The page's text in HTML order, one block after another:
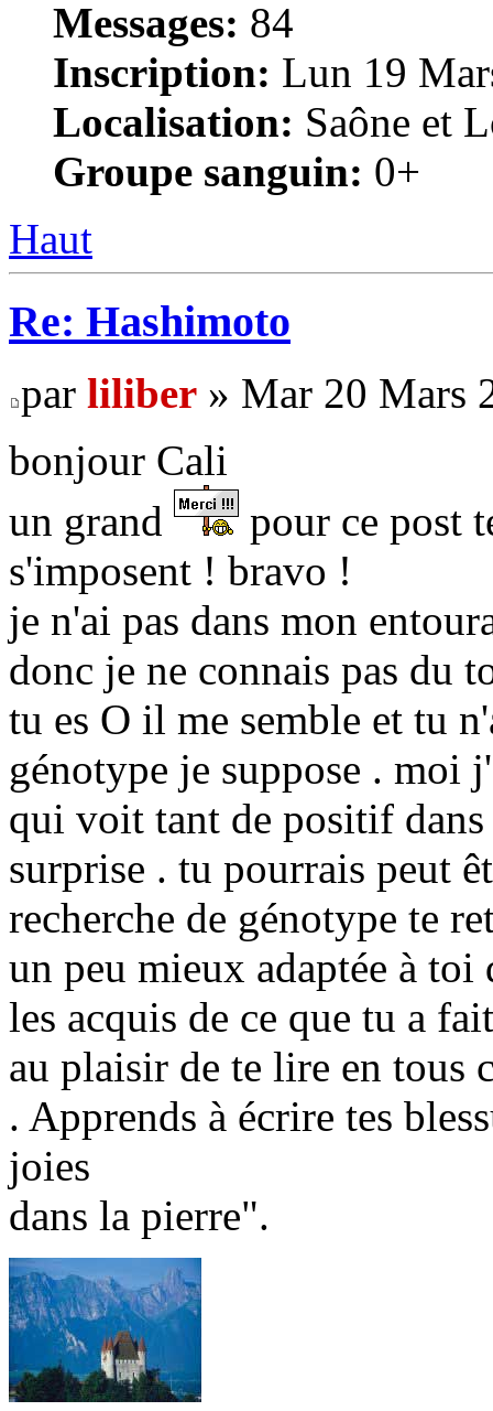
Messages: 84
Inscription: Lun 19
Localisation: Saône et
Groupe sanguin: 0+
Haut
Re: Hashimoto
par liliber » Mar 20 Mars
bonjour Cali
un grand
pour ce post
s'imposent ! bravo !
je n'ai pas dans mon
donc je ne connais pas du
tu es O il me semble et tu
génotype je suppose . moi
qui voit tant de positif
surprise . tu pourrais peut
recherche de génotype te
un peu mieux adaptée à
les acquis de ce que tu a
au plaisir de te lire en tous
. Apprends à écrire tes
joies
dans la pierre".